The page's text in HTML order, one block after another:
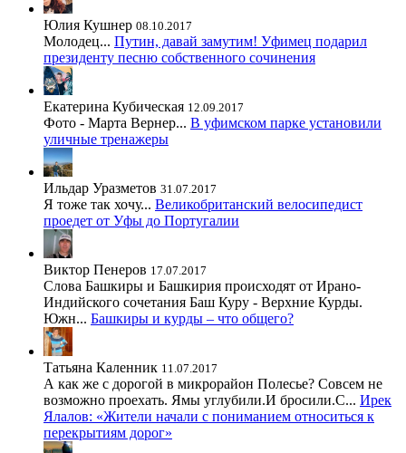
Юлия Кушнер 08.10.2017
Молодец... Путин, давай замутим! Уфимец подарил
президенту песню собственного сочинения
Екатерина Кубическая 12.09.2017
Фото - Марта Вернер... В уфимском парке установили
уличные тренажеры
Ильдар Уразметов 31.07.2017
Я тоже так хочу... Великобританский велосипедист
проедет от Уфы до Португалии
Виктор Пенеров 17.07.2017
Слова Башкиры и Башкирия происходят от Ирано-
Индийского сочетания Баш Куру - Верхние Курды.
Южн... Башкиры и курды – что общего?
Татьяна Каленник 11.07.2017
А как же с дорогой в микрорайон Полесье? Совсем не
возможно проехать. Ямы углубили.И бросили.С... Ирек
Ялалов: «Жители начали с пониманием относиться к
перекрытиям дорог»